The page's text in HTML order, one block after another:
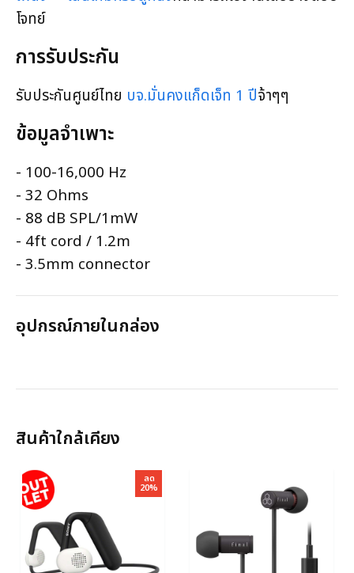
โจทย์
การรับประกัน
รับประกันศูนย์ไทย บจ.มั่นคงแก็ดเจ็ท 1 ปีจ้าๆๆ
ข้อมูลจำเพาะ
- 100-16,000 Hz
- 32 Ohms
- 88 dB SPL/1mW
- 4ft cord / 1.2m
- 3.5mm connector
อุปกรณ์ภายในกล่อง
สินค้าใกล้เคียง
ลด
20%